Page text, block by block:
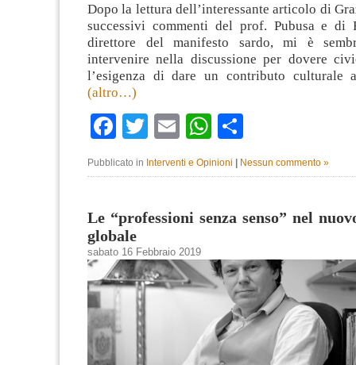
Dopo la lettura dell’interessante articolo di
successivi commenti del prof. Pubusa e di
direttore del manifesto sardo, mi è
intervenire nella discussione per dovere
l’esigenza di dare un contributo culturale
(altro…)
Facebook
TwitterEmailWhatsApp
Pubblicato in Interventi e Opinioni | Nessun commento »
Le “professioni senza senso” nel
globale
sabato 16 Febbraio 2019